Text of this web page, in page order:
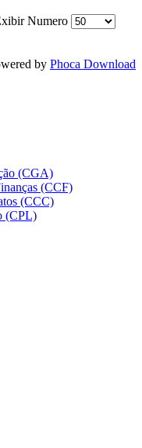
Numero
by Phoca Download
(CGA)
(CCF)
(CCC)
(CPL)